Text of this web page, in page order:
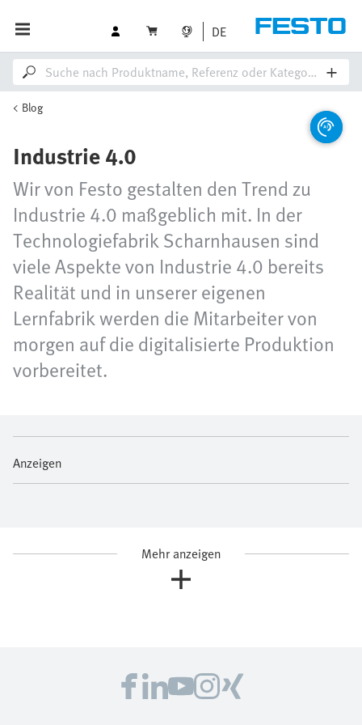
DE
Blog
Industrie 4.0
Wir von Festo gestalten den Trend zu
Industrie 4.0 maßgeblich mit. In der
Technologiefabrik Scharnhausen sind
viele Aspekte von Industrie 4.0 bereits
Realität und in unserer eigenen
Lernfabrik werden die Mitarbeiter von
morgen auf die digitalisierte Produktion
vorbereitet.
Anzeigen
Mehr anzeigen